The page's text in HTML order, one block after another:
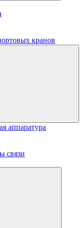
кранов
аппаратура
связи